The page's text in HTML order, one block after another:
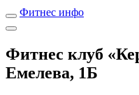
Фитнес инфо
Фитнес клуб
Емелева, 1Б